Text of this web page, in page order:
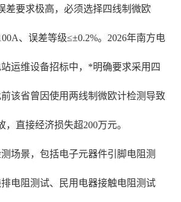
差要求极高，必须选择四线制微欧
、误差等级≤±0.2%。2026年南方电
运维设备招标中，*明确要求采用四
该省曾因使用两线制微欧计检测导致
，直接经济损失超200万元。
场景，包括电子元器件引脚电阻测
电阻测试、民用电器接触电阻测试